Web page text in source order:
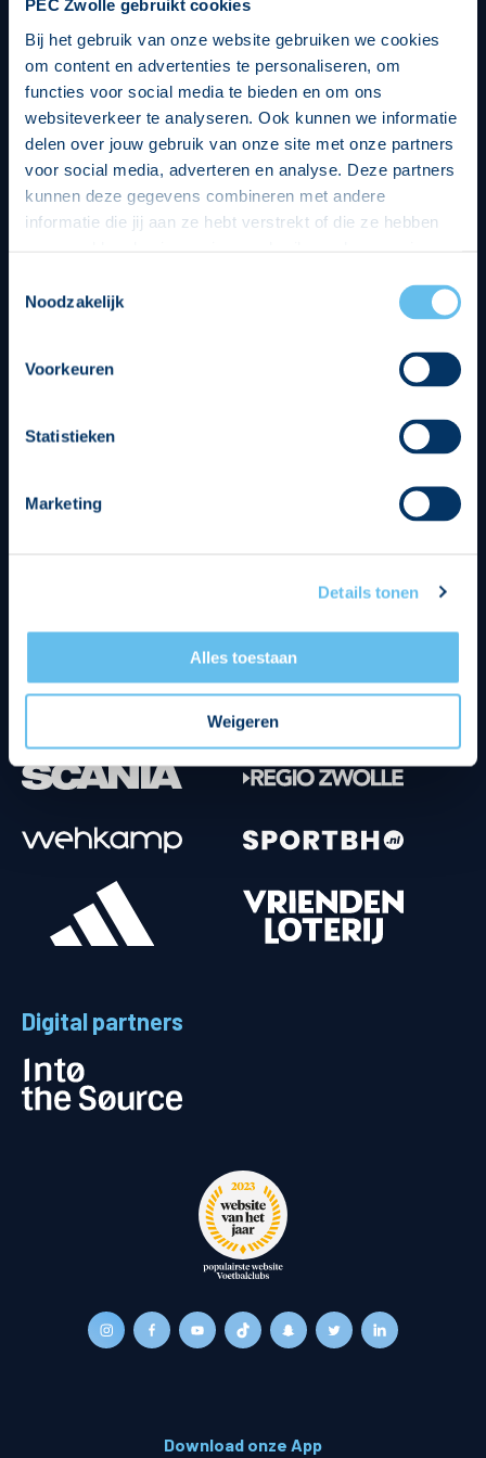
PEC Zwolle gebruikt cookies
Bij het gebruik van onze website gebruiken we cookies
om content en advertenties te personaliseren, om
functies voor social media te bieden en om ons
websiteverkeer te analyseren. Ook kunnen we informatie
delen over jouw gebruik van onze site met onze partners
voor social media, adverteren en analyse. Deze partners
kunnen deze gegevens combineren met andere
informatie die jij aan ze hebt verstrekt of die ze hebben
op een veilige en integere wijze. Je kunt je toestemming
beheren op de privacy- en cookieverklaring pagina.
Noodzakelijk
Voorkeuren
Statistieken
Marketing
Details tonen
Alles toestaan
Weigeren
Digital partners
Download onze App